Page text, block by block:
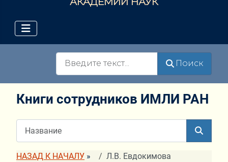
Поиск
Книги сотрудников ИМЛИ РАН
НАЗАД К НАЧАЛУ » Л.В. Евдокимова